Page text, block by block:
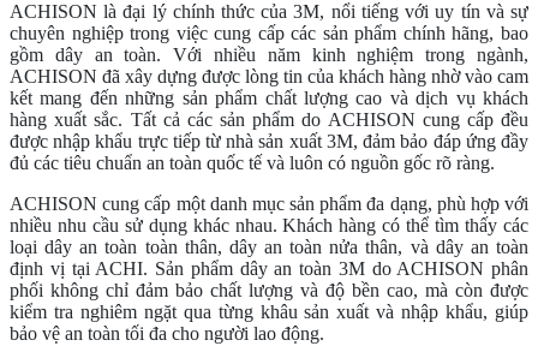
ACHISON là đại lý chính thức của 3M, nổi tiếng với uy tín và sự
chuyên nghiệp trong việc cung cấp các sản phẩm chính hãng, bao
gồm dây an toàn. Với nhiều năm kinh nghiệm trong ngành,
ACHISON đã xây dựng được lòng tin của khách hàng nhờ vào cam
kết mang đến những sản phẩm chất lượng cao và dịch vụ khách
hàng xuất sắc. Tất cả các sản phẩm do ACHISON cung cấp đều
được nhập khẩu trực tiếp từ nhà sản xuất 3M, đảm bảo đáp ứng đầy
đủ các tiêu chuẩn an toàn quốc tế và luôn có nguồn gốc rõ ràng.
ACHISON cung cấp một danh mục sản phẩm đa dạng, phù hợp với
nhiều nhu cầu sử dụng khác nhau. Khách hàng có thể tìm thấy các
loại dây an toàn toàn thân, dây an toàn nửa thân, và dây an toàn
định vị tại ACHI. Sản phẩm dây an toàn 3M do ACHISON phân
phối không chỉ đảm bảo chất lượng và độ bền cao, mà còn được
kiểm tra nghiêm ngặt qua từng khâu sản xuất và nhập khẩu, giúp
bảo vệ an toàn tối đa cho người lao động.